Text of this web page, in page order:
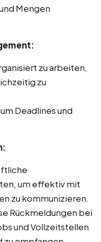
Mengen
zu arbeiten,
zu
Deadlines und
um effektiv mit
zu kommunizieren.
Rückmeldungen bei
und Vollzeitstellen